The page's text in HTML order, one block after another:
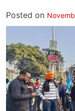
Posted on